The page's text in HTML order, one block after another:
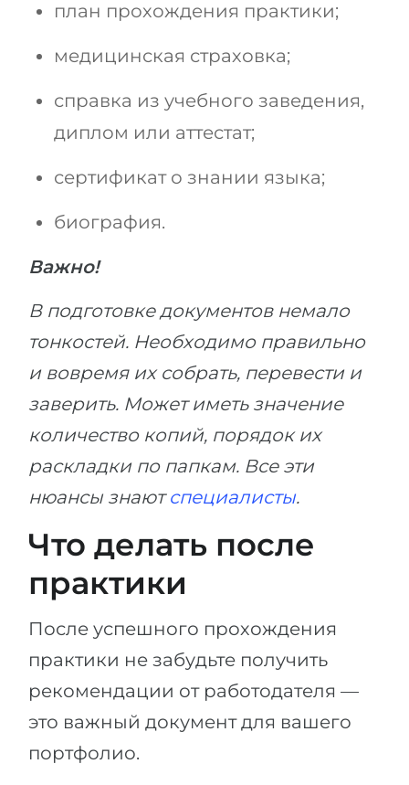
план прохождения практики;
медицинская страховка;
справка из учебного заведения,
диплом или аттестат;
сертификат о знании языка;
биография.
Важно!
В подготовке документов немало
тонкостей. Необходимо правильно
и вовремя их собрать, перевести и
заверить. Может иметь значение
количество копий, порядок их
раскладки по папкам. Все эти
нюансы знаютспециалисты.
Что делать после
практики
После успешного прохождения
практики не забудьте получить
рекомендации от работодателя —
это важный документ для вашего
портфолио.